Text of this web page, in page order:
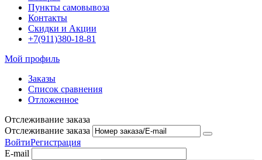
Пункты самовывоза
Контакты
Скидки и Акции
+7(911)380-18-81
Мой профиль
Заказы
Список сравнения
Отложенное
Отслеживание заказа
Отслеживание заказа
ВойтиРегистрация
E-mail